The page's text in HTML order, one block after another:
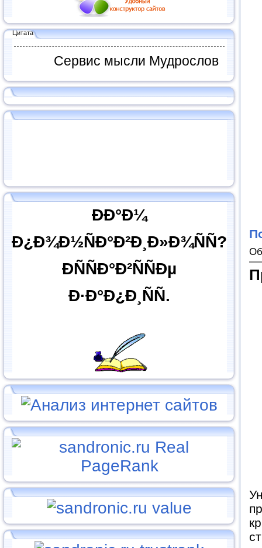
Цитата
Сервис мысли Мудрослов
ÐÐ°Ð¼
Ð¿Ð¾Ð½ÑÐ°Ð²Ð¸Ð»Ð¾ÑÑ?
ÐÑÑÐ°Ð²ÑÑÐµ
Ð·Ð°Ð¿Ð¸ÑÑ.